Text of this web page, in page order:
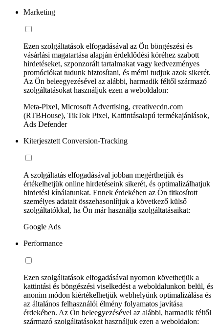
Marketing
Ezen szolgáltatások elfogadásával az Ön böngészési és
vásárlási magatartása alapján érdeklődési köréhez szabott
hirdetéseket, szponzorált tartalmakat vagy kedvezményes
promóciókat tudunk biztosítani, és mérni tudjuk azok sikerét.
Az Ön beleegyezésével az alábbi, harmadik féltől származó
szolgáltatásokat használjuk ezen a weboldalon:
Meta-Pixel, Microsoft Advertising, creativecdn.com
(RTBHouse), TikTok Pixel, Kattintásalapú termékajánlások,
Ads Defender
Kiterjesztett Conversion-Tracking
A szolgáltatás elfogadásával jobban megérthetjük és
értékelhetjük online hirdetéseink sikerét, és optimalizálhatjuk
hirdetési kínálatunkat. Ennek érdekében az Ön titkosított
személyes adatait összehasonlítjuk a következő külső
szolgáltatókkal, ha Ön már használja szolgáltatásaikat:
Google Ads
Performance
Ezen szolgáltatások elfogadásával nyomon követhetjük a
kattintási és böngészési viselkedést a weboldalunkon belül, és
anonim módon kiértékelhetjük webhelyünk optimalizálása és
az általános felhasználói élmény folyamatos javítása
érdekében. Az Ön beleegyezésével az alábbi, harmadik féltől
származó szolgáltatásokat használjuk ezen a weboldalon: